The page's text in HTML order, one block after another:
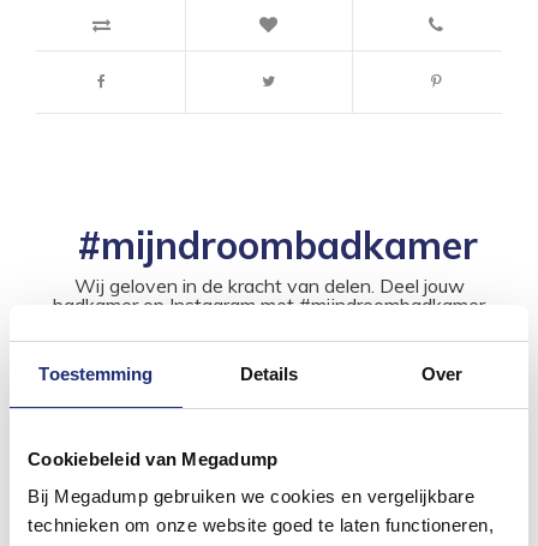
Toestemming Details Over
Cookiebeleid van Megadump
Bij Megadump gebruiken we cookies en vergelijkbare
technieken om onze website goed te laten functioneren,
#mijndroombadkamer
Wij geloven in de kracht van delen. Deel jouw
badkamer op Instagram met #mijndroombadkamer
inspirerende omgeving vol met unieke
badkamerstijlen. Doe je mee?